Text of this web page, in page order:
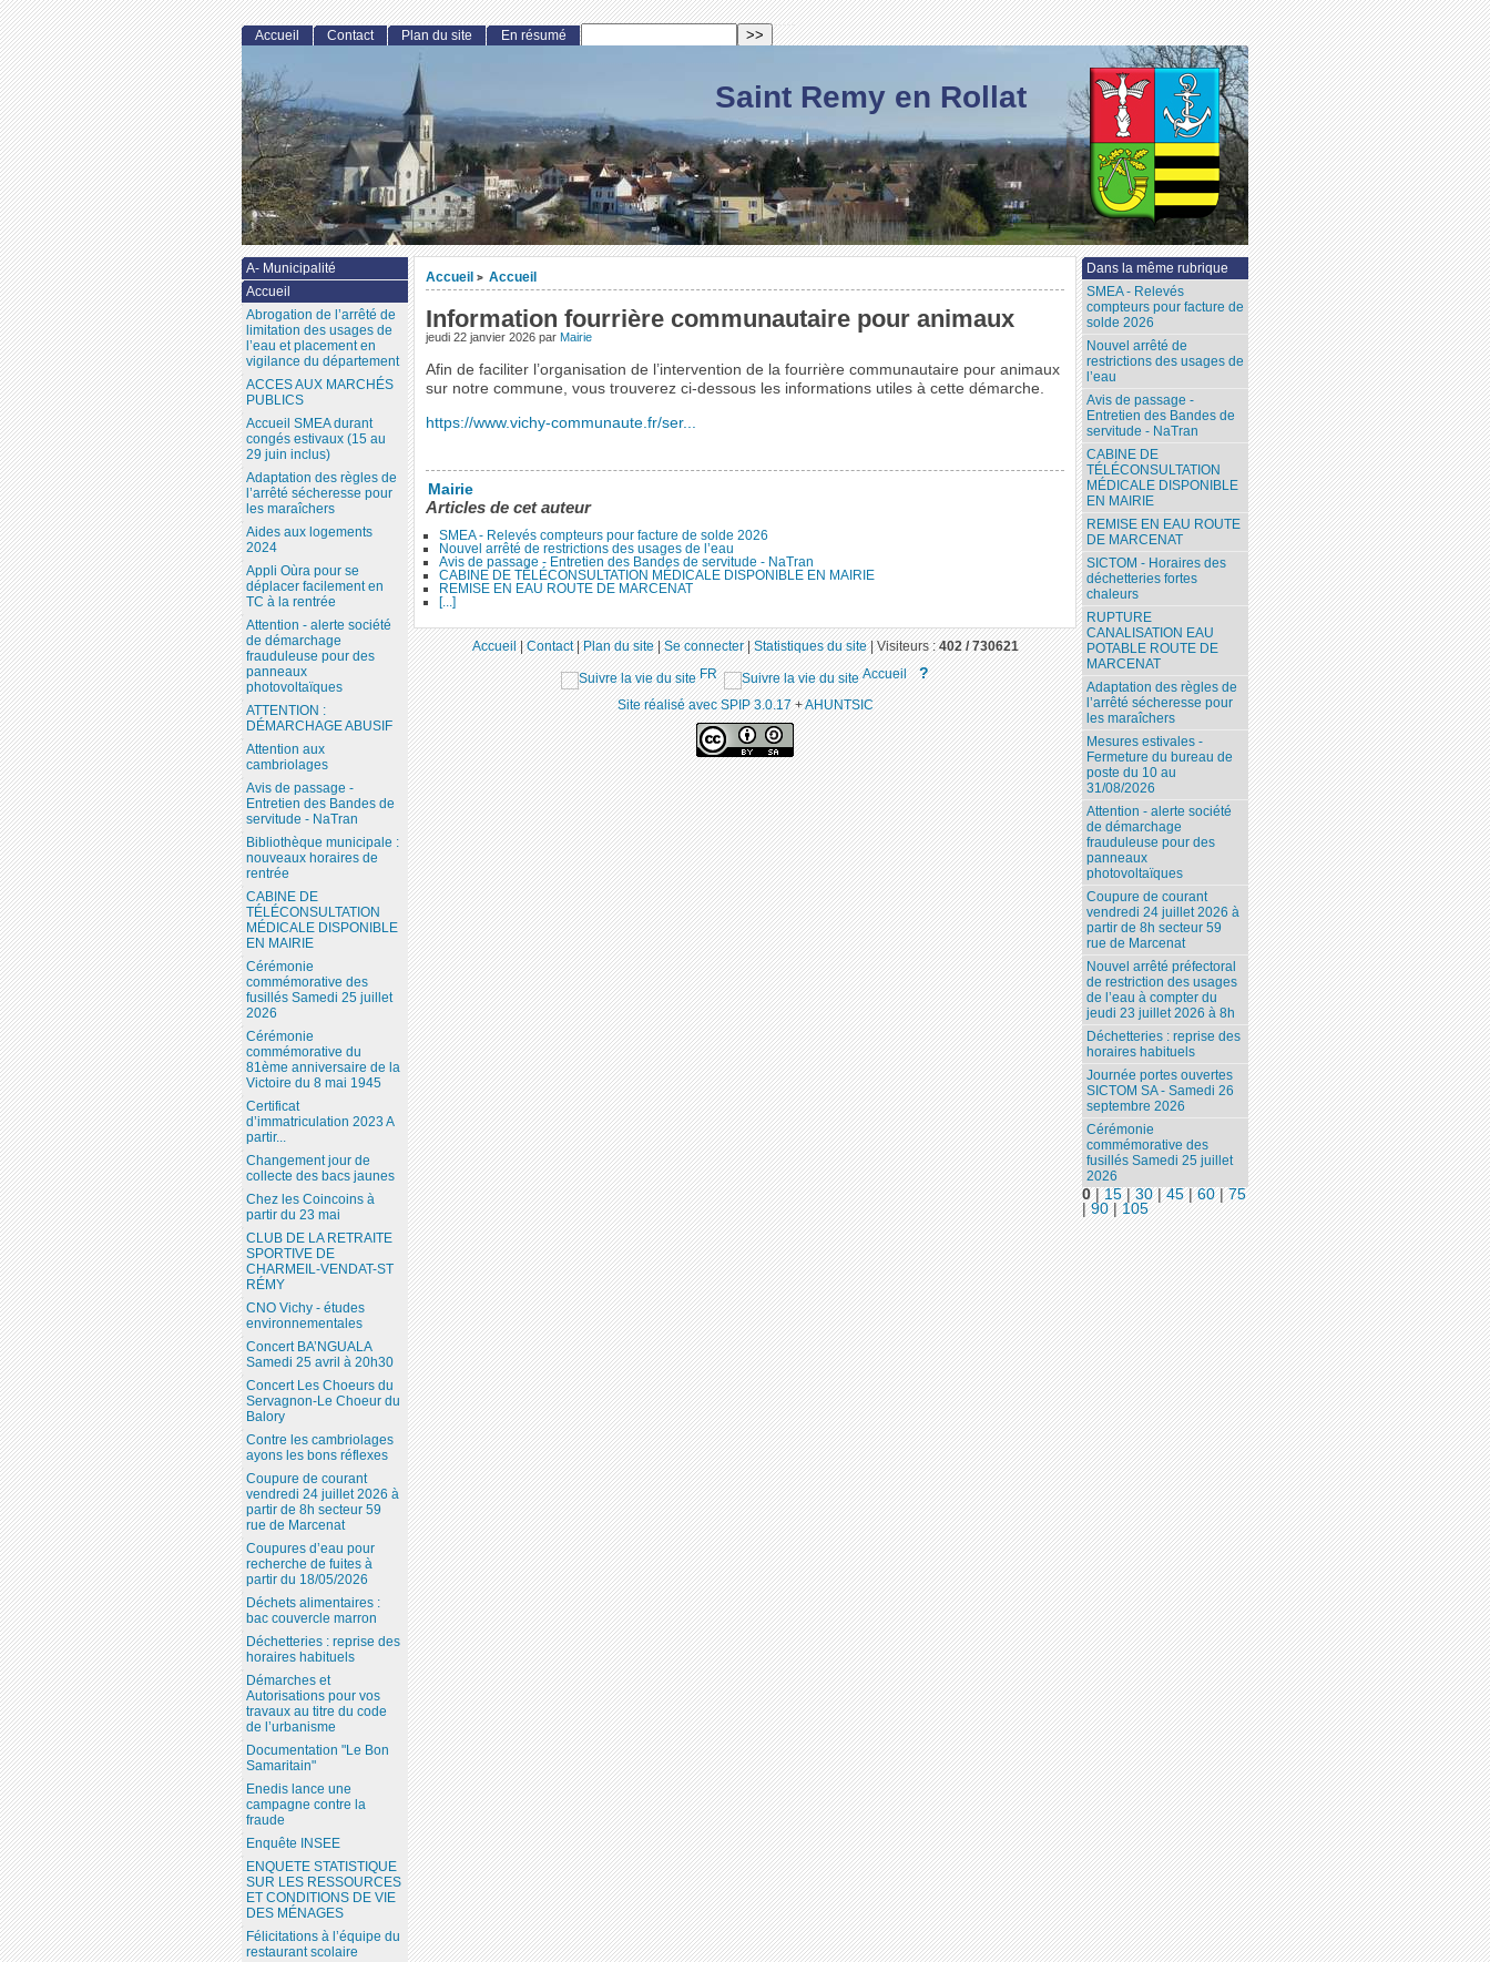
Saint Remy en Rollat
Accueil > Accueil
Information fourrière communautaire pour animaux
jeudi 22 janvier 2026 par Mairie
Afin de faciliter l’organisation de l’intervention de la fourrière communautaire pour animaux
sur notre commune, vous trouverez ci-dessous les informations utiles à cette démarche.
https://www.vichy-communaute.fr/ser...
Mairie
Articles de cet auteur
SMEA - Relevés compteurs pour facture de solde 2026
Nouvel arrêté de restrictions des usages de l’eau
Avis de passage - Entretien des Bandes de servitude - NaTran
CABINE DE TÉLÉCONSULTATION MÉDICALE DISPONIBLE EN MAIRIE
REMISE EN EAU ROUTE DE MARCENAT
[...]
Dans la même rubrique
SMEA - Relevés
compteurs pour facture de
solde 2026
Nouvel arrêté de
restrictions des usages de
l’eau
Avis de passage -
Entretien des Bandes de
servitude - NaTran
CABINE DE
TÉLÉCONSULTATION
MÉDICALE DISPONIBLE
EN MAIRIE
REMISE EN EAU ROUTE
DE MARCENAT
SICTOM - Horaires des
déchetteries fortes
chaleurs
RUPTURE
CANALISATION EAU
POTABLE ROUTE DE
MARCENAT
Adaptation des règles de
l’arrêté sécheresse pour
les maraîchers
Mesures estivales -
Fermeture du bureau de
poste du 10 au
31/08/2026
Attention - alerte société
de démarchage
frauduleuse pour des
panneaux
photovoltaïques
Coupure de courant
vendredi 24 juillet 2026 à
partir de 8h secteur 59
rue de Marcenat
Nouvel arrêté préfectoral
de restriction des usages
de l’eau à compter du
jeudi 23 juillet 2026 à 8h
Déchetteries : reprise des
horaires habituels
Journée portes ouvertes
SICTOM SA - Samedi 26
septembre 2026
Cérémonie
commémorative des
fusillés Samedi 25 juillet
2026
0|15|30|45|60|75
|90|105
Accueil Contact Plan du site En résumé
A- Municipalité
Accueil
Abrogation de l’arrêté de
limitation des usages de
l’eau et placement en
vigilance du département
ACCES AUX MARCHÉS
PUBLICS
Accueil SMEA durant
congés estivaux (15 au
29 juin inclus)
Adaptation des règles de
l’arrêté sécheresse pour
les maraîchers
Aides aux logements
2024
Appli Oùra pour se
déplacer facilement en
TC à la rentrée
Attention - alerte société
de démarchage
frauduleuse pour des
panneaux
photovoltaïques
ATTENTION :
DÉMARCHAGE ABUSIF
Attention aux
cambriolages
Avis de passage -
Entretien des Bandes de
servitude - NaTran
Bibliothèque municipale :
nouveaux horaires de
rentrée
CABINE DE
TÉLÉCONSULTATION
MÉDICALE DISPONIBLE
EN MAIRIE
Cérémonie
commémorative des
fusillés Samedi 25 juillet
2026
Cérémonie
commémorative du
81ème anniversaire de la
Victoire du 8 mai 1945
Certificat
d’immatriculation 2023 A
partir...
Changement jour de
collecte des bacs jaunes
Chez les Coincoins à
partir du 23 mai
CLUB DE LA RETRAITE
SPORTIVE DE
CHARMEIL-VENDAT-ST
RÉMY
CNO Vichy - études
environnementales
Concert BA’NGUALA
Samedi 25 avril à 20h30
Concert Les Choeurs du
Servagnon-Le Choeur du
Balory
Contre les cambriolages
ayons les bons réflexes
Coupure de courant
vendredi 24 juillet 2026 à
partir de 8h secteur 59
rue de Marcenat
Coupures d’eau pour
recherche de fuites à
partir du 18/05/2026
Déchets alimentaires :
bac couvercle marron
Déchetteries : reprise des
horaires habituels
Démarches et
Autorisations pour vos
travaux au titre du code
de l’urbanisme
Documentation "Le Bon
Samaritain"
Enedis lance une
campagne contre la
fraude
Enquête INSEE
ENQUETE STATISTIQUE
SUR LES RESSOURCES
ET CONDITIONS DE VIE
DES MÉNAGES
Félicitations à l’équipe du
restaurant scolaire
Accueil|Contact|Plan du site|Se connecter|Statistiques du site|Visiteurs :402 / 730621
FR
Accueil ?
Site réalisé avec SPIP 3.0.17+AHUNTSIC